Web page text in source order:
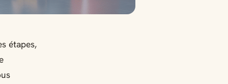
étapes,